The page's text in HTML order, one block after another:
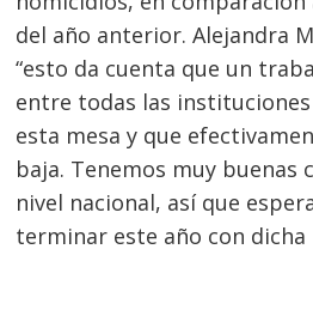
del año anterior. Alejandra
“esto da cuenta que un
entre todas las
esta mesa y que
baja. Tenemos muy buenas
nivel nacional, así que
terminar este año con dicha